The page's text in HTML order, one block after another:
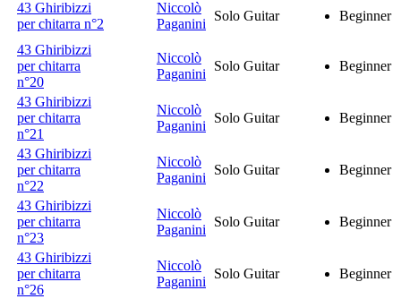
43 Ghiribizzi
per chitarra n°2
Niccolò
Paganini
Solo Guitar Beginner
43 Ghiribizzi
per chitarra
n°20
Niccolò
Paganini
Solo Guitar Beginner
43 Ghiribizzi
per chitarra
n°21
Niccolò
Paganini
Solo Guitar Beginner
43 Ghiribizzi
per chitarra
n°22
Niccolò
Paganini
Solo Guitar Beginner
43 Ghiribizzi
per chitarra
n°23
Niccolò
Paganini
Solo Guitar Beginner
43 Ghiribizzi
per chitarra
n°26
Niccolò
Paganini
Solo Guitar Beginner